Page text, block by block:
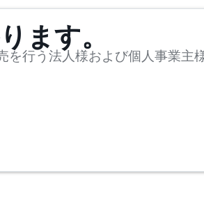
ます。
行う法人様および個人事業主